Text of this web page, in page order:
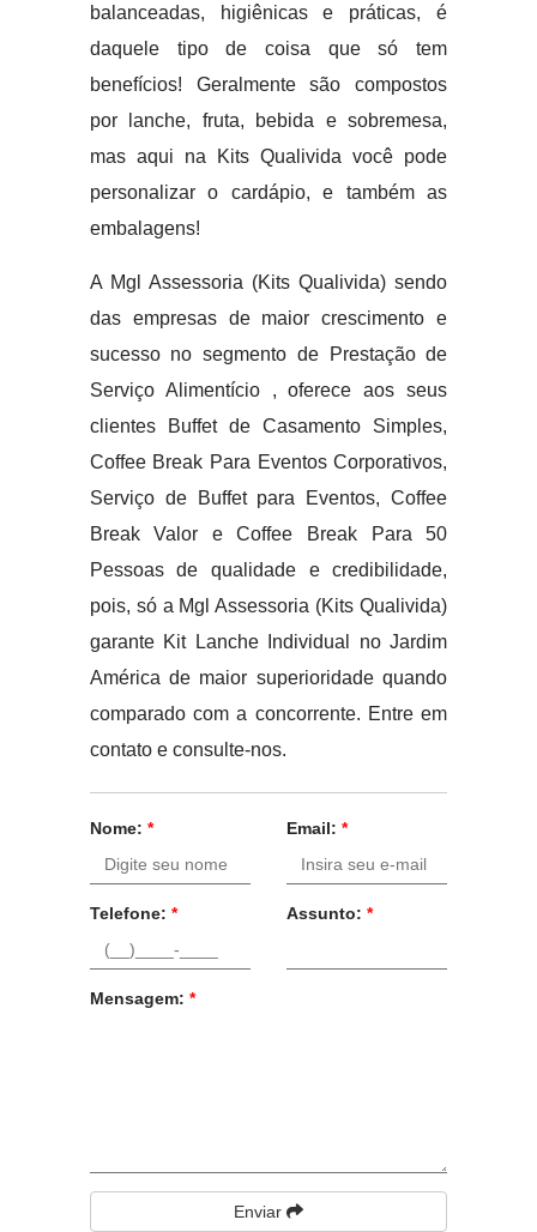
balanceadas, higiênicas e práticas, é
daquele tipo de coisa que só tem
benefícios! Geralmente são compostos
por lanche, fruta, bebida e sobremesa,
mas aqui na Kits Qualivida você pode
personalizar o cardápio, e também as
embalagens!
A Mgl Assessoria (Kits Qualivida) sendo
das empresas de maior crescimento e
sucesso no segmento de Prestação de
Serviço Alimentício , oferece aos seus
clientes Buffet de Casamento Simples,
Coffee Break Para Eventos Corporativos,
Serviço de Buffet para Eventos, Coffee
Break Valor e Coffee Break Para 50
Pessoas de qualidade e credibilidade,
pois, só a Mgl Assessoria (Kits Qualivida)
garante Kit Lanche Individual no Jardim
América de maior superioridade quando
comparado com a concorrente. Entre em
contato e consulte-nos.
Nome: * Email: *
Telefone: * Assunto: *
Mensagem: *
Enviar